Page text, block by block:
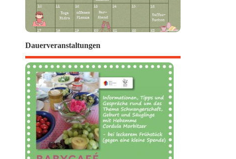
Dauerveranstaltungen